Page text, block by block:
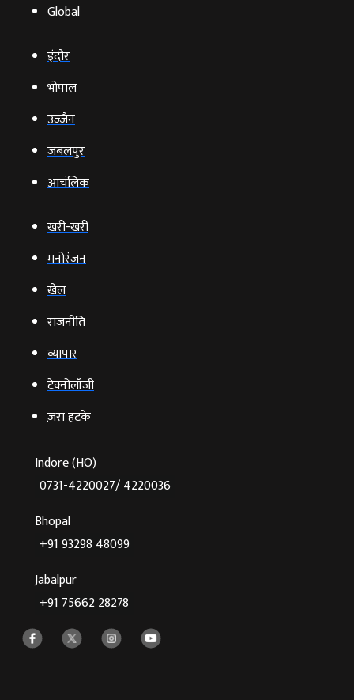
Global
इंदौर
भोपाल
उज्‍जैन
जबलपुर
आचंलिक
खरी-खरी
मनोरंजन
खेल
राजनीति
व्‍यापार
टेक्‍नोलॉजी
ज़रा हटके
Indore (HO)
0731-4220027/ 4220036
Bhopal
+91 93298 48099
Jabalpur
+91 75662 28278